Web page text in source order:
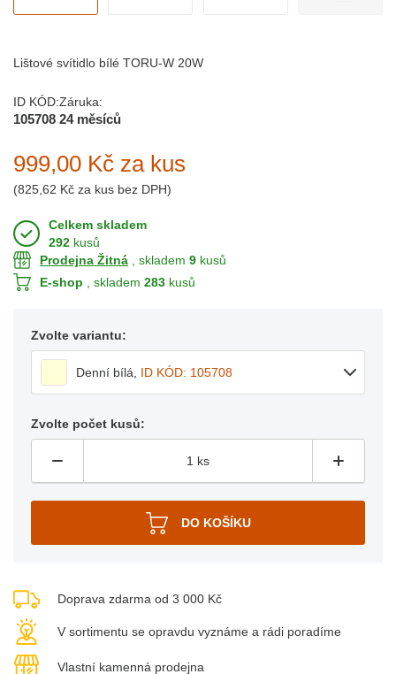
Lištové svítidlo bílé TORU-W 20W
ID KÓD:
105708
Záruka:
24 měsíců
999,00 Kč za kus
(825,62 Kč za kus bez DPH)
Celkem skladem
292 kusů
Prodejna Žitná , skladem 9 kusů
E-shop , skladem 283 kusů
Zvolte variantu:
Denní bílá, ID KÓD: 105708
Zvolte počet kusů:
Doprava zdarma od 3 000 Kč
V sortimentu se opravdu vyznáme a rádi poradíme
Vlastní kamenná prodejna